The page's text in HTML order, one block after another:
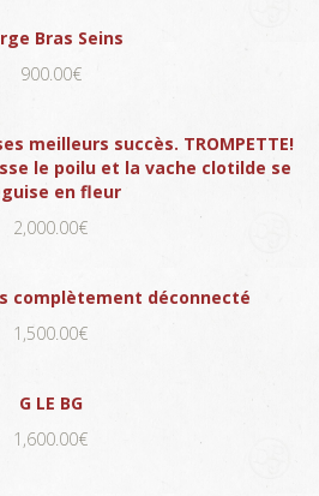
Bras Seins
900.00€
meilleurs succès. TROMPETTE!
le poilu et la vache clotilde se
en fleur
2,000.00€
complètement déconnecté
1,500.00€
G LE BG
1,600.00€